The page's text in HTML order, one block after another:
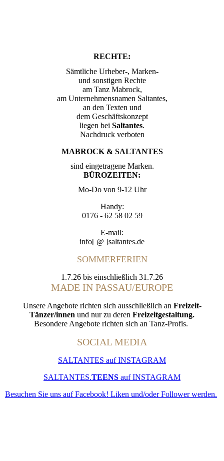
RECHTE:
Sämtliche Urheber-, Marken-
und sonstigen Rechte
am Tanz Mabrock,
am Unternehmensnamen Saltantes,
an den Texten und
dem Geschäftskonzept
liegen bei Saltantes.
Nachdruck verboten
MABROCK & SALTANTES
sind eingetragene Marken.
BÜROZEITEN:
Mo-Do von 9-12 Uhr
Handy:
0176 - 62 58 02 59
E-mail:
info[ @ ]saltantes.de
SOMMERFERIEN
1.7.26 bis einschließlich 31.7.26
MADE IN PASSAU/EUROPE
Unsere Angebote richten sich ausschließlich an Freizeit-
Tänzer/innen und nur zu deren Freizeitgestaltung.
Besondere Angebote richten sich an Tanz-Profis.
SOCIAL MEDIA
SALTANTES auf INSTAGRAM
SALTANTES.TEENS auf INSTAGRAM
Besuchen Sie uns auf Facebook! Liken und/oder Follower werden.